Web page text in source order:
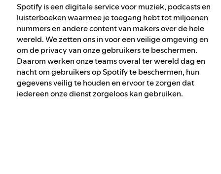
Onze aanpak bij gevaarlijke en misleidende
content
Onze aanpak bij gewelddadig extremisme
Spotify is een digitale service voor muziek, podcasts en
luisterboeken waarmee je toegang hebt tot miljoenen
nummers en andere content van makers over de hele
wereld. We zetten ons in voor een veilige omgeving en
om de privacy van onze gebruikers te beschermen.
Daarom werken onze teams overal ter wereld dag en
nacht om gebruikers op Spotify te beschermen, hun
gegevens veilig te houden en ervoor te zorgen dat
iedereen onze dienst zorgeloos kan gebruiken.